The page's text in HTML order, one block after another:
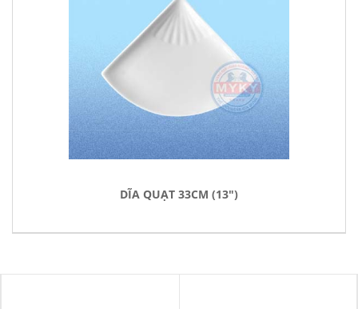
DĨA QUẠT 33CM (13")